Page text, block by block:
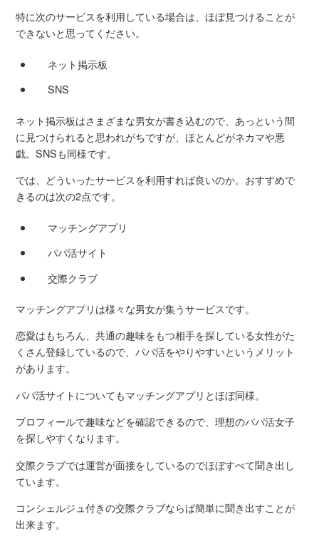
特に次のサービスを利用している場合は、ほぼ見つけることが
できないと思ってください。
ネット掲示板
SNS
ネット掲示板はさまざまな男女が書き込むので、あっという間
に見つけられると思われがちですが、ほとんどがネカマや悪
戯。SNSも同様です。
では、どういったサービスを利用すれば良いのか。おすすめで
きるのは次の2点です。
マッチングアプリ
パパ活サイト
交際クラブ
マッチングアプリは様々な男女が集うサービスです。
恋愛はもちろん、共通の趣味をもつ相手を探している女性がた
くさん登録しているので、パパ活をやりやすいというメリット
があります。
パパ活サイトについてもマッチングアプリとほぼ同様。
プロフィールで趣味などを確認できるので、理想のパパ活女子
を探しやすくなります。
交際クラブでは運営が面接をしているのでほぼすべて聞き出し
ています。
コンシェルジュ付きの交際クラブならば簡単に聞き出すことが
出来ます。